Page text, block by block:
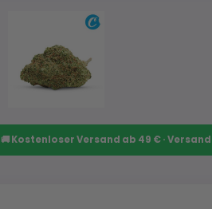
🚚 Kostenloser Versand ab 49 € ·